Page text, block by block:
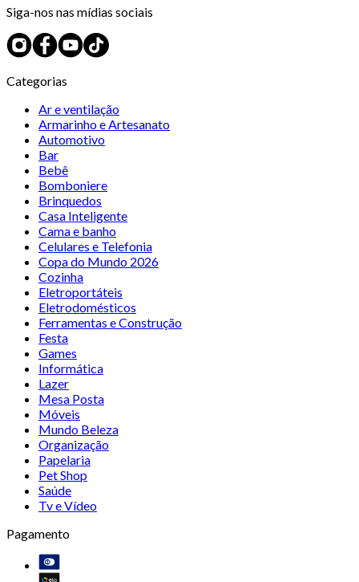
Siga-nos nas mídias sociais
Categorias
Ar e ventilação
Armarinho e Artesanato
Automotivo
Bar
Bebê
Bomboniere
Brinquedos
Casa Inteligente
Cama e banho
Celulares e Telefonia
Copa do Mundo 2026
Cozinha
Eletroportáteis
Eletrodomésticos
Ferramentas e Construção
Festa
Games
Informática
Lazer
Mesa Posta
Móveis
Mundo Beleza
Organização
Papelaria
Pet Shop
Saúde
Tv e Vídeo
Pagamento